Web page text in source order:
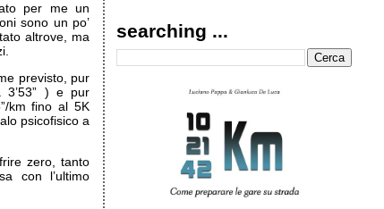
per me un
sono un po’
altrove, ma
previsto, pur
3’53” ) e pur
km fino al 5K
psicofisico a
zero, tanto
con l’ultimo
searching ...